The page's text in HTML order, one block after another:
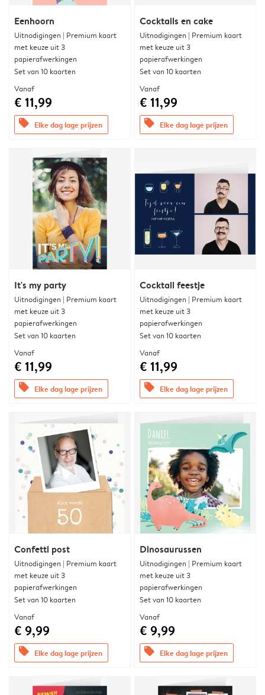
Eenhoorn
Uitnodigingen | Premium kaart
met keuze uit 3
papierafwerkingen
Set van 10 kaarten
Vanaf
€ 11,99
offers Elke dag lage prijzen
Cocktails en cake
Uitnodigingen | Premium kaart
met keuze uit 3
papierafwerkingen
Set van 10 kaarten
Vanaf
€ 11,99
offers Elke dag lage prijzen
It's my party
Uitnodigingen | Premium kaart
met keuze uit 3
papierafwerkingen
Set van 10 kaarten
Vanaf
€ 11,99
offers Elke dag lage prijzen
Cocktail feestje
Uitnodigingen | Premium kaart
met keuze uit 3
papierafwerkingen
Set van 10 kaarten
Vanaf
€ 11,99
offers Elke dag lage prijzen
Confetti post
Uitnodigingen | Premium kaart
met keuze uit 3
papierafwerkingen
Set van 10 kaarten
Vanaf
€ 9,99
offers Elke dag lage prijzen
Dinosaurussen
Uitnodigingen | Premium kaart
met keuze uit 3
papierafwerkingen
Set van 10 kaarten
Vanaf
€ 9,99
offers Elke dag lage prijzen